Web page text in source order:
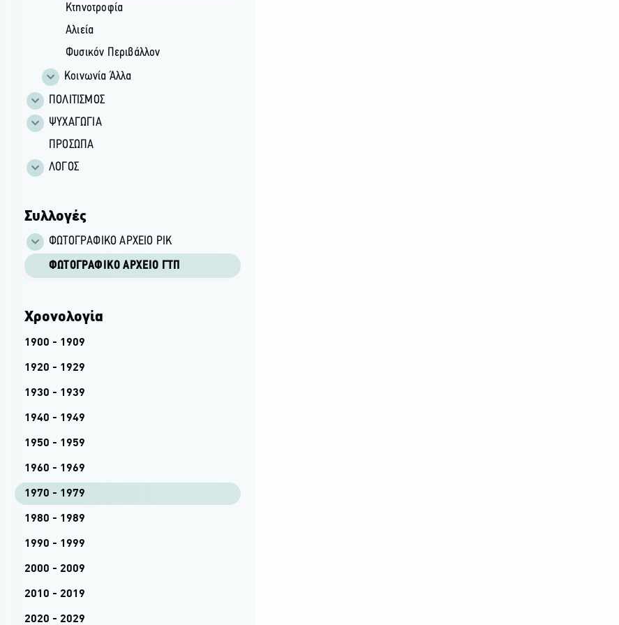
Κτηνοτροφία
Αλιεία
Φυσικόν Περιβάλλον
Κοινωνία Άλλα
ΠΟΛΙΤΙΣΜΟΣ
ΨΥΧΑΓΩΓΙΑ
ΠΡΟΣΩΠΑ
ΛΟΓΟΣ
Συλλογές
ΦΩΤΟΓΡΑΦΙΚΌ ΑΡΧΕΊΟ ΡΙΚ
ΦΩΤΟΓΡΑΦΙΚΌ ΑΡΧΕΊΟ ΓΤΠ
Χρονολογία
1900 - 1909
1920 - 1929
1930 - 1939
1940 - 1949
1950 - 1959
1960 - 1969
1970 - 1979
1980 - 1989
1990 - 1999
2000 - 2009
2010 - 2019
2020 - 2029